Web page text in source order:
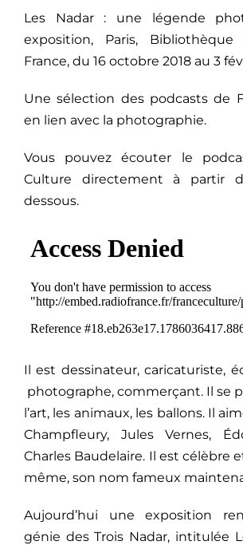
Les Nadar : une légende
exposition, Paris,
France, du 16 octobre 2018 au 3
Une sélection des podcasts de
en lien avec la photographie.
Vous pouvez écouter le
Culture directement à partir
dessous.
Il est dessinateur, caricaturiste,
photographe, commerçant. Il se
l’art, les animaux, les ballons. Il
Champfleury, Jules Vernes,
Charles Baudelaire. Il est célèbre
même, son nom fameux
Aujourd’hui une exposition
génie des Trois Nadar, intitulée